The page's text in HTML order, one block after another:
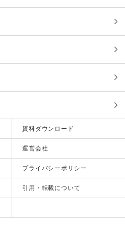
資料ダウンロード
運営会社
プライバシーポリシー
引用・転載について